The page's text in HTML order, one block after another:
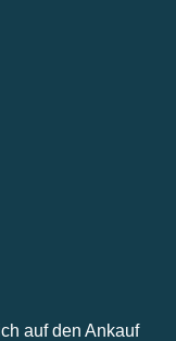
auf den Ankauf